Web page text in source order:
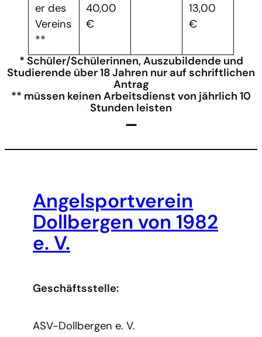
er des
Vereins
**
40,00
€
13,00
€
* Schüler/Schülerinnen, Auszubildende und
Studierende über 18 Jahren nur auf schriftlichen
Antrag
** müssen keinen Arbeitsdienst von jährlich 10
Stunden leisten
–
Angelsportverein
Dollbergen von 1982
e. V.
Geschäftsstelle:
ASV-Dollbergen e. V.